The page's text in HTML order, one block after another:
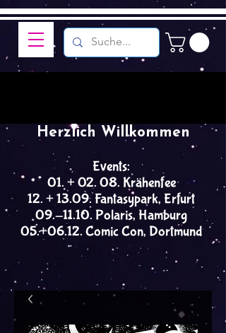
Events:
01. + 02. 08. Krähenfee
12. + 13.09. Fantasypark, Erfurt
09.-11.10. Polaris, Hamburg
05.+06.12. Comic Con, Dortmund
Herzlich Willkommen